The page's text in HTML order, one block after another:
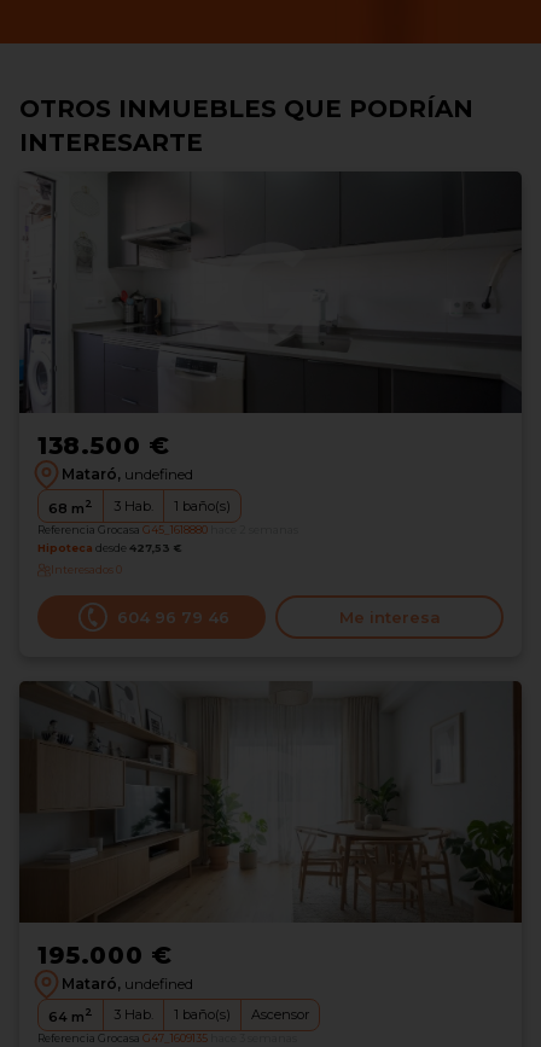
OTROS INMUEBLES QUE PODRÍAN
INTERESARTE
138.500 €
Mataró, undefined
68 m2 3 Hab. 1 baño(s)
Referencia Grocasa G45_1618880
Hipoteca desde 427,53 €
Interesados0
604 96 79 46 Me interesa
195.000 €
Mataró, undefined
64 m2 3 Hab. 1 baño(s) Ascensor
Referencia Grocasa G47_1609135